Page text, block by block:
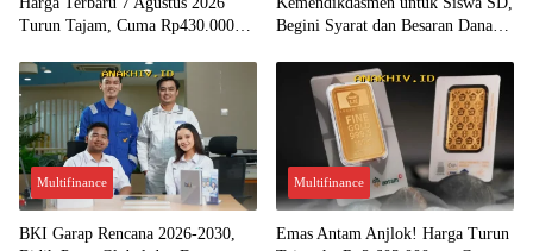
Turun Tajam, Cuma Rp430.000
Begini Syarat dan Besaran Dana
Multifinance
BKI Garap Rencana 2026-2030,
Multifinance
Emas Antam Anjlok! Harga Turun